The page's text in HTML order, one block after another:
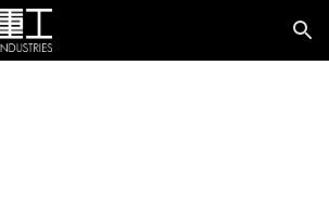
Skip to navigation